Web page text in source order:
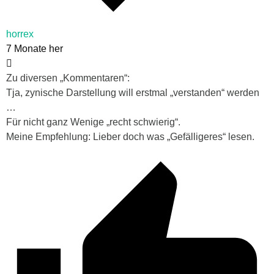
horrex
7 Monate her
Zu diversen „Kommentaren“:
Tja, zynische Darstellung will erstmal „verstanden“ werden
…
Für nicht ganz Wenige „recht schwierig“.
Meine Empfehlung: Lieber doch was „Gefälligeres“ lesen.